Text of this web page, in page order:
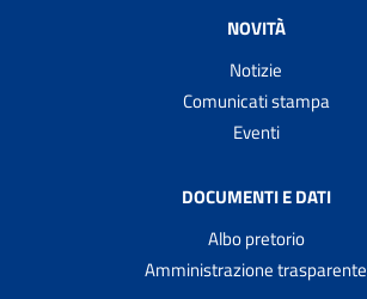
NOVITÀ
Notizie
Comunicati stampa
Eventi
DOCUMENTI E DATI
Albo pretorio
Amministrazione trasparente